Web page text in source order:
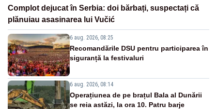
Complot dejucat în Serbia: doi bărbați, suspectați că
plănuiau asasinarea lui Vučić
6 aug. 2026, 08:25
Recomandările DSU pentru participarea în
siguranță la festivaluri
6 aug. 2026, 08:14
Operațiunea de pe brațul Bala al Dunării
se reia astăzi, la ora 10. Patru barje